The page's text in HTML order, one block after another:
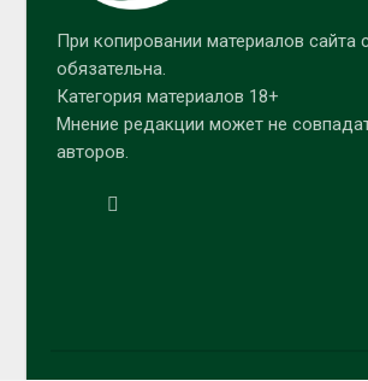
При копировании материалов сайта
обязательна.
Категория материалов 18+
Мнение редакции может не
авторов.